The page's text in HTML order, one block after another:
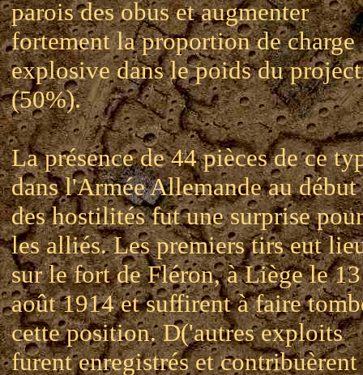
parois des obus et augmenter
fortement la proportion de charge
explosive dans le poids du
(50%).
La présence de 44 pièces de ce
dans l'Armée Allemande au début
des hostilités fut une surprise pour
les alliés. Les premiers tirs eut
sur le fort de Fléron, à Liège le 13
août 1914 et suffirent à faire
cette position. D('autres exploits
furent enregistrés et contribuèrent